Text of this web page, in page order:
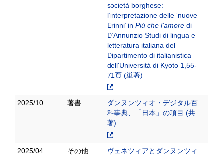
società borghese:
l’interpretazione delle ‘nuove
Erinni’ in Più che l’amore di
D’Annunzio Studi di lingua e
letteratura italiana del
Dipartimento di italianistica
dell'Università di Kyoto 1,55-
71頁 (単著)
2025/10 著書
ダンヌンツィオ・デジタル百
科事典、「日本」の項目 (共
著)
2025/04 その他
ヴェネツィアとダンヌンツィ